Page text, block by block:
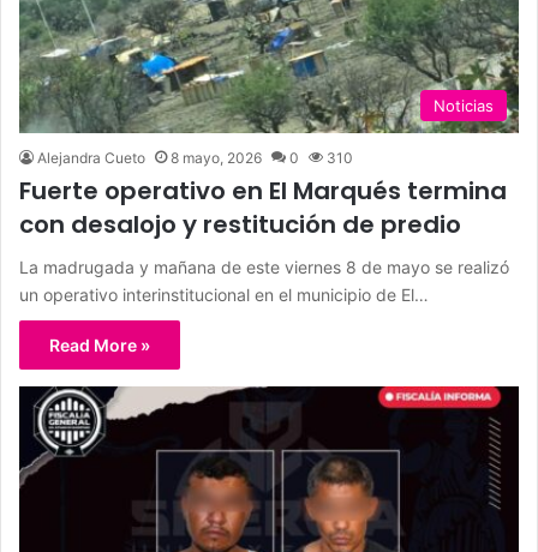
Noticias
Alejandra Cueto 8 mayo, 2026 0 310
Fuerte operativo en El Marqués termina
con desalojo y restitución de predio
La madrugada y mañana de este viernes 8 de mayo se realizó
un operativo interinstitucional en el municipio de El…
Read More »